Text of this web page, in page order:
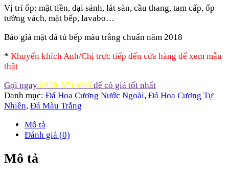
Vị trí ốp: mặt tiền, đại sảnh, lát sàn, cầu thang, tam cấp, ốp
tường vách, mặt bếp, lavabo…
Báo giá mặt đá tủ bếp màu trắng chuẩn năm 2018
* Khuyến khích Anh/Chị trực tiếp đến cửa hàng để xem mẫu
thật
Gọi ngay 0938-571-808 để có giá tốt nhất
Danh mục: Đá Hoa Cương Nước Ngoài, Đá Hoa Cương Tự
Nhiên, Đá Màu Trắng
Mô tả
Đánh giá (0)
Mô tả